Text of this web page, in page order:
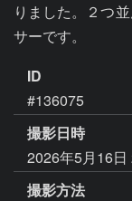
りました。２つ
サーです。
ID
#136075
撮影日時
2026年5月16
撮影方法